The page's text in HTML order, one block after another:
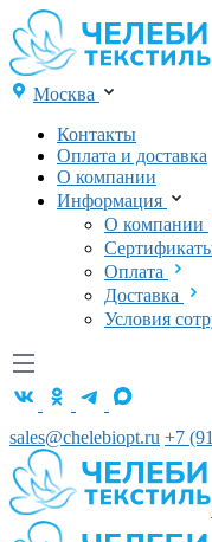
Москва
Контакты
Оплата и доставка
О компании
Информация
О компании
Оплата
Доставка
Условия
sales@chelebiopt.ru +7